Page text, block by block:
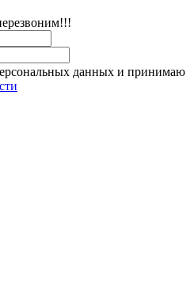
данных и принимаю